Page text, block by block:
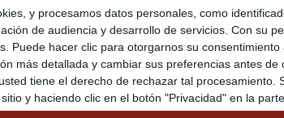
y procesamos datos personales, como
de audiencia y desarrollo de servicios. Con su
hacer clic para otorgarnos su
más detallada y cambiar sus preferencias antes de
tiene el derecho de rechazar tal procesamiento.
y haciendo clic en el botón "Privacidad" en la